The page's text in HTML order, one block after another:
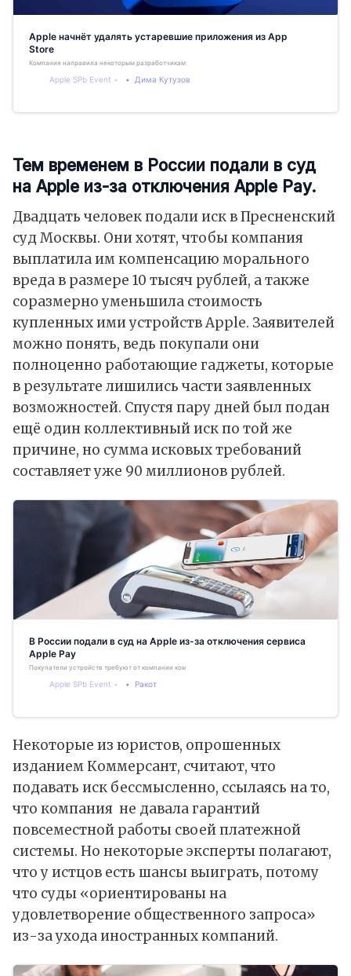
Apple начнёт удалять устаревшие приложения из App
Store
Компания направила некоторым разработчикам уведомление о своей (старой) политике
Apple SPb Event Дима Кутузов
Тем временем в России подали в суд
на Apple из-за отключения Apple Pay.
Двадцать человек подали иск в Пресненский
суд Москвы. Они хотят, чтобы компания
выплатила им компенсацию морального
вреда в размере 10 тысяч рублей, а также
соразмерно уменьшила стоимость
купленных ими устройств Apple. Заявителей
можно понять, ведь покупали они
полноценно работающие гаджеты, которые
в результате лишились части заявленных
возможностей. Спустя пару дней был подан
ещё один коллективный иск по той же
причине, но сумма исковых требований
составляет уже 90 миллионов рублей.
В России подали в суд на Apple из-за отключения сервиса
Apple Pay
Покупатели устройств требуют от компании компенсации морального вреда
Apple SPb Event Ракот
Некоторые из юристов, опрошенных
изданием Коммерсант, считают, что
подавать иск бессмысленно, ссылаясь на то,
что компания не давала гарантий
повсеместной работы своей платежной
системы. Но некоторые эксперты полагают,
что у истцов есть шансы выиграть, потому
что суды «ориентированы на
удовлетворение общественного запроса»
из-за ухода иностранных компаний.